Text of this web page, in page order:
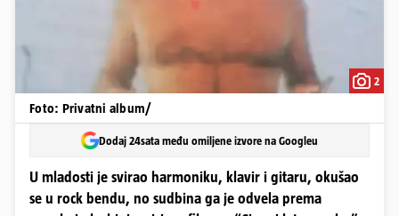
2
Foto: Privatni album/
Dodaj 24sata među omiljene izvore na Googleu
U mladosti je svirao harmoniku, klavir i gitaru, okušao
se u rock bendu, no sudbina ga je odvela prema